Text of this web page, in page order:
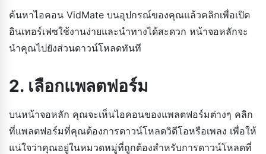
ค้นหาไอคอน VidMate บนอุปกรณ์ของคุณแล้วคลิกเพื่อเปิด
อินเทอร์เฟซใช้งานง่ายและนำทางได้สะดวก หน้าจอหลักจะ
นำคุณไปยังส่วนดาวน์โหลดทันที
2. เลือกแพลตฟอร์ม
บนหน้าจอหลัก คุณจะเห็นไอคอนของแพลตฟอร์มต่างๆ คลิก
ที่แพลตฟอร์มที่คุณต้องการดาวน์โหลดวิดีโอหรือเพลง เพื่อให้
แน่ใจว่าคุณอยู่ในหมวดหมู่ที่ถูกต้องสำหรับการดาวน์โหลดที่